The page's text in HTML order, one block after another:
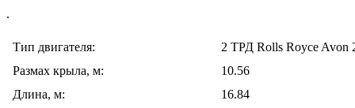
.
Тип двигателя:
2 ТРД Rolls Royce Avon
Размах крыла, м:
10.56
Длина, м:
16.84